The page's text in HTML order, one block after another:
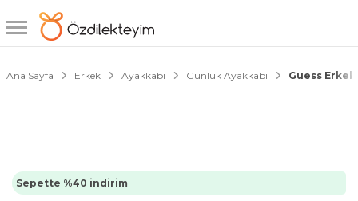
Ana Sayfa Erkek Ayakkabı Günlük Ayakkabı Guess Erkek
Sepette %40 indirim
1/5